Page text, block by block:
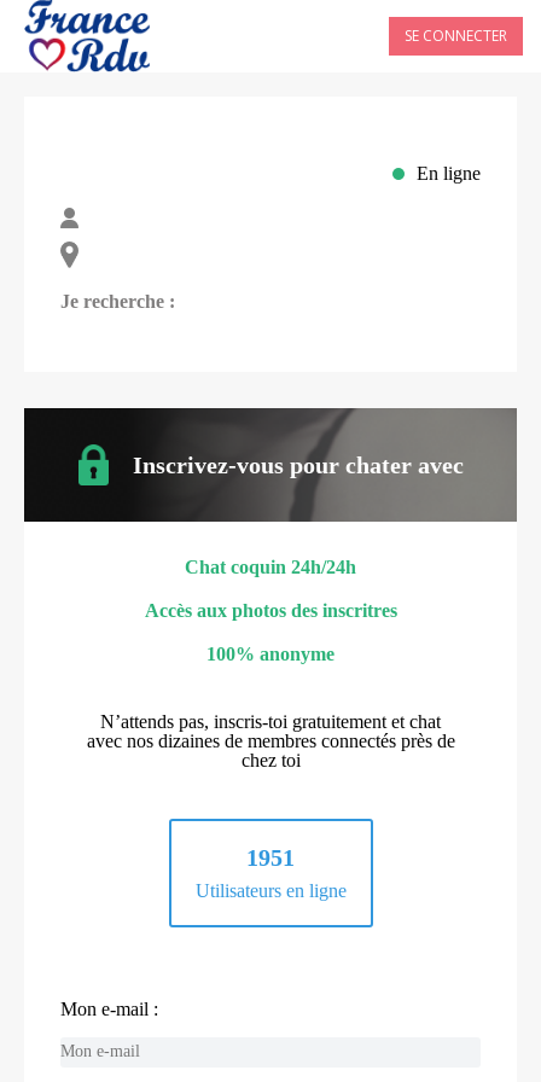
SE CONNECTER
En ligne
Je recherche :
Inscrivez-vous pour chater avec
Chat coquin 24h/24h
Accès aux photos des inscritres
100% anonyme
N’attends pas, inscris-toi gratuitement et chat
avec nos dizaines de membres connectés près de
chez toi
1951
Utilisateurs en ligne
Mon e-mail :